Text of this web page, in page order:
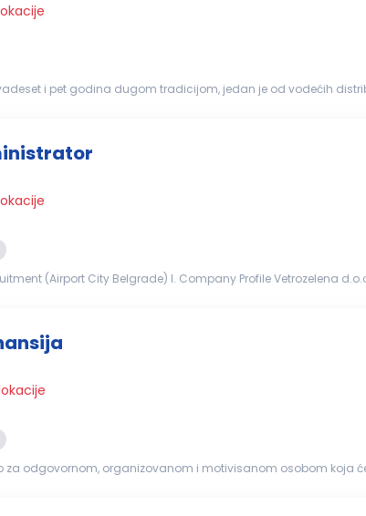
i pet godina dugom tradicijom, jedan je od vodećih
(Airport City Belgrade) I. Company Profile Vetrozelena
za odgovornom, organizovanom i motivisanom osobom koja